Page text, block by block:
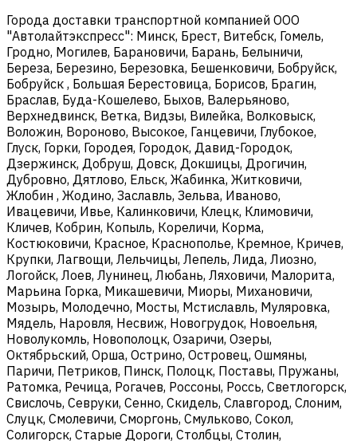
Города доставки транспортной компанией ООО
"Автолайтэкспресс": Минск, Брест, Витебск, Гомель,
Гродно, Могилев, Барановичи, Барань, Белыничи,
Береза, Березино, Березовка, Бешенковичи, Бобруйск,
Бобруйск , Большая Берестовица, Борисов, Брагин,
Браслав, Буда-Кошелево, Быхов, Валерьяново,
Верхнедвинск, Ветка, Видзы, Вилейка, Волковыск,
Воложин, Вороново, Высокое, Ганцевичи, Глубокое,
Глуск, Горки, Городея, Городок, Давид-Городок,
Дзержинск, Добруш, Довск, Докшицы, Дрогичин,
Дубровно, Дятлово, Ельск, Жабинка, Житковичи,
Жлобин , Жодино, Заславль, Зельва, Иваново,
Ивацевичи, Ивье, Калинковичи, Клецк, Климовичи,
Кличев, Кобрин, Копыль, Кореличи, Корма,
Костюковичи, Красное, Краснополье, Кремное, Кричев,
Крупки, Лагвощи, Лельчицы, Лепель, Лида, Лиозно,
Логойск, Лоев, Лунинец, Любань, Ляховичи, Малорита,
Марьина Горка, Микашевичи, Миоры, Михановичи,
Мозырь, Молодечно, Мосты, Мстиславль, Муляровка,
Мядель, Наровля, Несвиж, Новогрудок, Новоельня,
Новолукомль, Новополоцк, Озаричи, Озеры,
Октябрьский, Орша, Острино, Островец, Ошмяны,
Паричи, Петриков, Пинск, Полоцк, Поставы, Пружаны,
Ратомка, Речица, Рогачев, Россоны, Россь, Светлогорск,
Свислочь, Севруки, Сенно, Скидель, Славгород, Слоним,
Слуцк, Смолевичи, Сморгонь, Смульково, Сокол,
Солигорск, Старые Дороги, Столбцы, Столин,